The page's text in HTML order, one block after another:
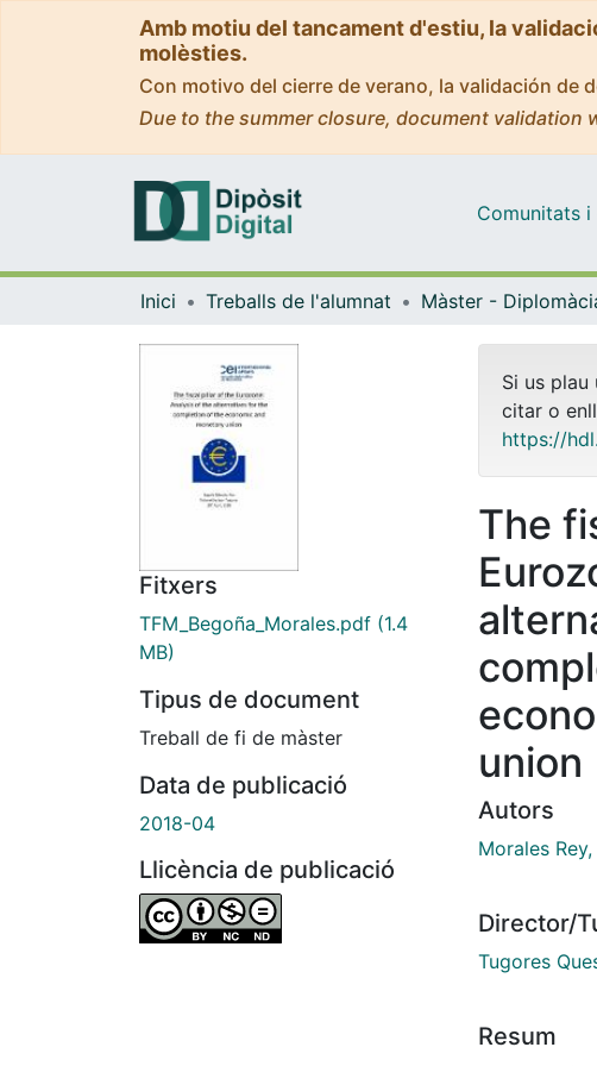
Amb motiu del tancament d'estiu, la
molèsties.
Con motivo del cierre de verano, la validación de
Due to the summer closure, document validation
Comunitats i
Inici Treballs de l'alumnat
Fitxers
TFM_Begoña_Morales.pdf (1.4
MB)
Tipus de document
Treball de fi de màster
Data de publicació
2018-04
Llicència de publicació
Si us
citar o
https://
The
union
Autors
Morales
Director/
Tugores
Resum